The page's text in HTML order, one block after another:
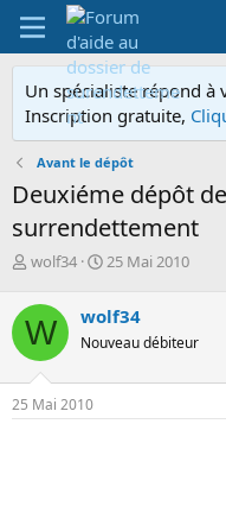
Un spécialiste répond à
Inscription gratuite,
Avant le dépôt
Deuxiéme dépôt
surrendettement
A
t
e
u
r
d
e
wolf34
D
e
d
d
25 Mai 2010
W wolf34
Nouveau débiteur
25 Mai 2010